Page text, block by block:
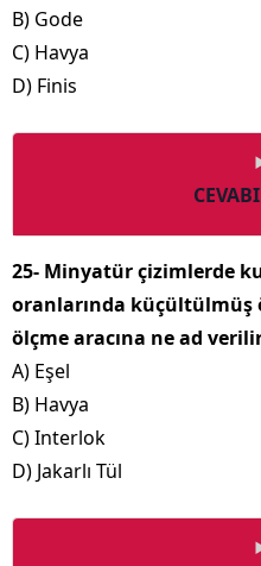
B) Gode
C) Havya
D) Finis
25- Minyatür çizimlerde
oranlarında
ölçme aracına ne ad
A) Eşel
B) Havya
C) Interlok
D) Jakarlı Tül